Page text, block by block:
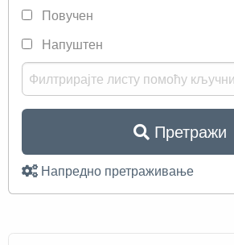
Повучен
Напуштен
Претражи
Напредно претраживање